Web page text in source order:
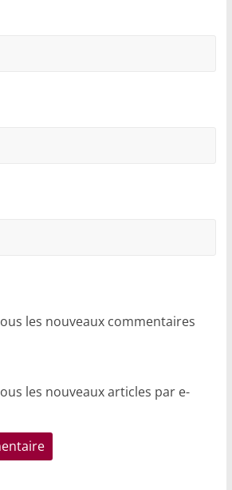
les nouveaux commentaires
les nouveaux articles par e-